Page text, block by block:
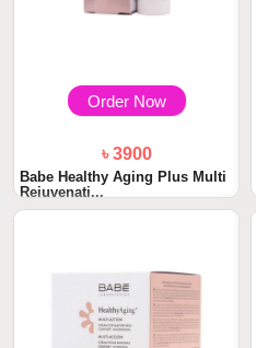
Order Now
৳ 3900
Babe Healthy Aging Plus Multi
Rejuvenati...